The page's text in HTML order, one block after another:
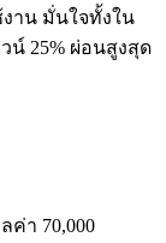
าน มั่นใจทั้งใน
น์ 25% ผ่อนสูงสุด
ค่า 70,000